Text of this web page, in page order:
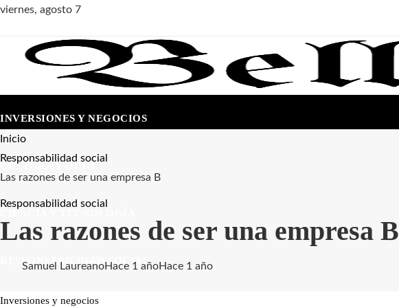
viernes, agosto 7
INVERSIONES Y NEGOCIOS
CULTURA Y OCIO
RESPONSABILIDAD SOCIAL
Inversiones y negocios
Inicio
Responsabilidad social
Las razones de ser una empresa B
Responsabilidad social
Las razones de ser una empresa B
Samuel LaureanoHace 1 añoHace 1 año